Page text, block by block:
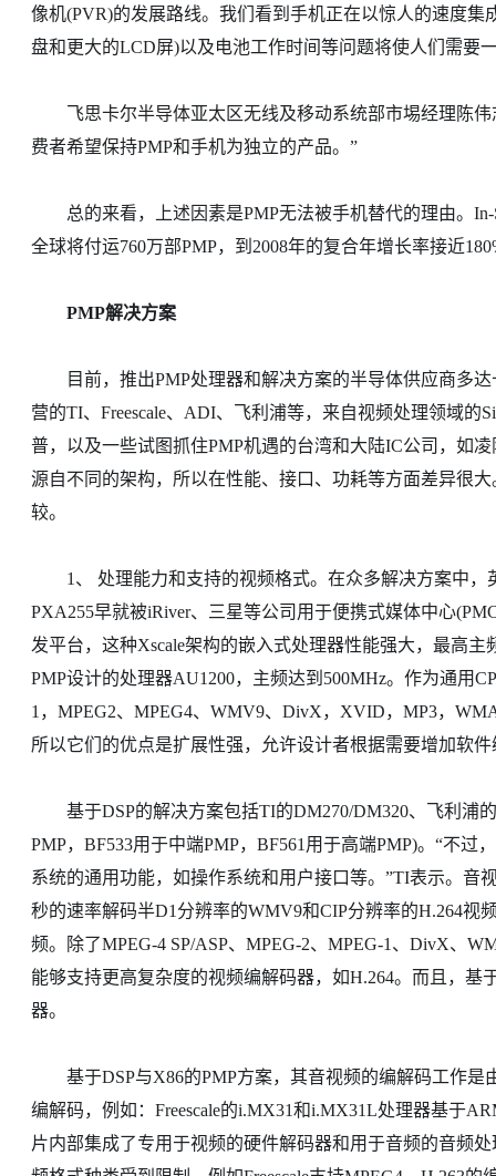
像机(PVR)的发展路线。我们看到手机正在以惊人的速度
盘和更大的LCD屏)以及电池工作时间等问题将使人们需要
飞思卡尔半导体亚太区无线及移动系统部市埸经理陈伟
费者希望保持PMP和手机为独立的产品。”
总的来看，上述因素是PMP无法被手机替代的理由。In-
全球将付运760万部PMP，到2008年的复合年增长率接近
PMP解决方案
目前，推出PMP处理器和解决方案的半导体供应商多达
营的TI、Freescale、ADI、飞利浦等，来自视频处理领域的
普，以及一些试图抓住PMP机遇的台湾和大陆IC公司，如
源自不同的架构，所以在性能、接口、功耗等方面差异很
较。
1、 处理能力和支持的视频格式。在众多解决方案中，
PXA255早就被iRiver、三星等公司用于便携式媒体中心
发平台，这种Xscale架构的嵌入式处理器性能强大，最高
PMP设计的处理器AU1200，主频达到500MHz。作为通用
1，MPEG2、MPEG4、WMV9、DivX，XVID，MP3，
所以它们的优点是扩展性强，允许设计者根据需要增加软
基于DSP的解决方案包括TI的DM270/DM320、飞利浦
PMP，BF533用于中端PMP，BF561用于高端PMP)。“不
系统的通用功能，如操作系统和用户接口等。”TI表示。音
秒的速率解码半D1分辨率的WMV9和CIP分辨率的H.264视
频。除了MPEG-4 SP/ASP、MPEG-2、MPEG-1、DivX、
能够支持更高复杂度的视频编解码器，如H.264。而且，基
器。
基于DSP与X86的PMP方案，其音视频的编解码工作是
编解码，例如：Freescale的i.MX31和i.MX31L处理器基于
片内部集成了专用于视频的硬件解码器和用于音频的音频